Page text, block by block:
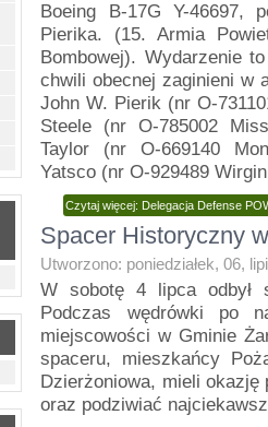
Boeing B-17G Y-46697,
Pierika. (15. Armia
Bombowej). Wydarzenie
chwili obecnej zaginieni w
John W. Pierik (nr O-
Steele (nr O-785002
Taylor (nr O-669140
Yatsco (nr O-929489
Czytaj więcej: Delegacja Defense
Spacer Historyczny
Utworzono: poniedziałek, 06,
W sobotę 4 lipca odbył
Podczas wędrówki po
miejscowości w Gminie
spaceru, mieszkańcy
Dzierżoniowa, mieli okazję
oraz podziwiać